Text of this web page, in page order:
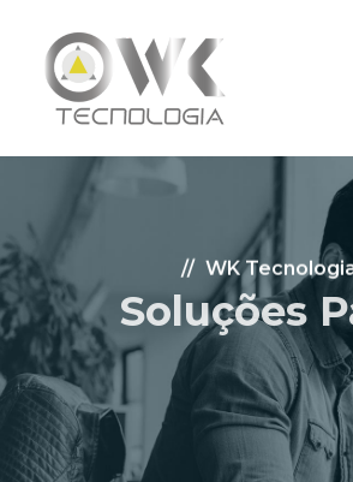
WK
Soluções Para
Certificações: AWS Partner,
Fale Conosco